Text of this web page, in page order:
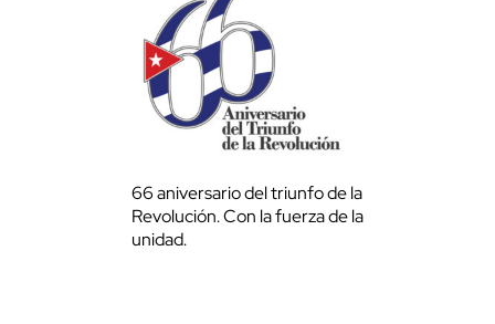
66 aniversario del triunfo de la
Revolución. Con la fuerza de la
unidad.